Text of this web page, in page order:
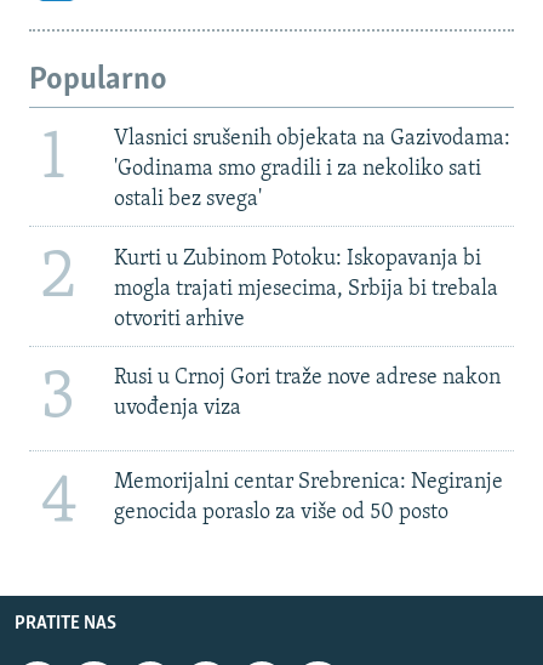
Popularno
1
Vlasnici srušenih objekata na Gazivodama:
'Godinama smo gradili i za nekoliko sati
ostali bez svega'
2
Kurti u Zubinom Potoku: Iskopavanja bi
mogla trajati mjesecima, Srbija bi trebala
otvoriti arhive
3
Rusi u Crnoj Gori traže nove adrese nakon
uvođenja viza
4
Memorijalni centar Srebrenica: Negiranje
genocida poraslo za više od 50 posto
PRATITE NAS